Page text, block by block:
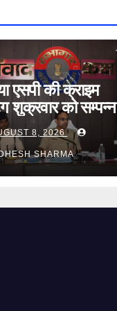
एसपी की क्राइम
शुक्रवार को सम्पन्न
8, 2026
SHARMA